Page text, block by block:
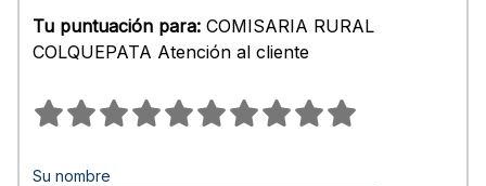
Tu puntuación para: COMISARIA RURAL
COLQUEPATA Atención al cliente
Su nombre